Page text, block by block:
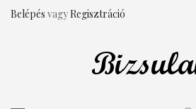
Belépés vagyRegisztráció